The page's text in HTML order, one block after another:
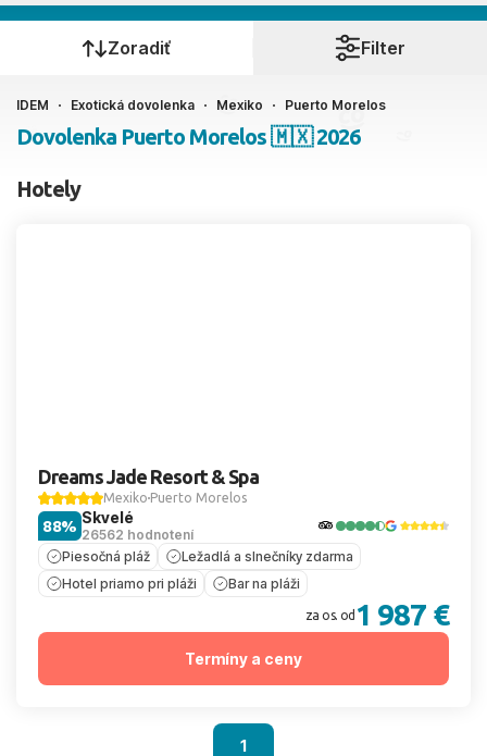
Kedy cestujete?
Ako cestujete?
2 dospelí, 0 deti
Zoradiť Filter
IDEM Exotická dovolenka Mexiko Puerto Morelos
Dovolenka Puerto Morelos 🇲🇽 2026
Hotely
Dreams Jade Resort & Spa
Mexiko Puerto Morelos
Skvelé
26562 hodnotení
88%
Piesočná pláž
Ležadlá a slnečníky zdarma
Hotel priamo pri pláži
Bar na pláži
za os. od 1 987 €
Termíny a ceny
1